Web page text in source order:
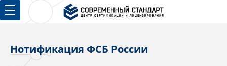
Нотификация ФСБ России